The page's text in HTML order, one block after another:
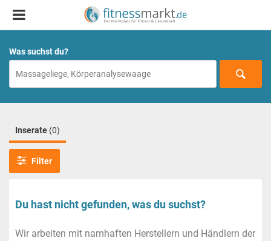
Was suchst du?
Inserate (0)
Filter
Du hast nicht gefunden, was du suchst?
Wir arbeiten mit namhaften Herstellern und Händlern der